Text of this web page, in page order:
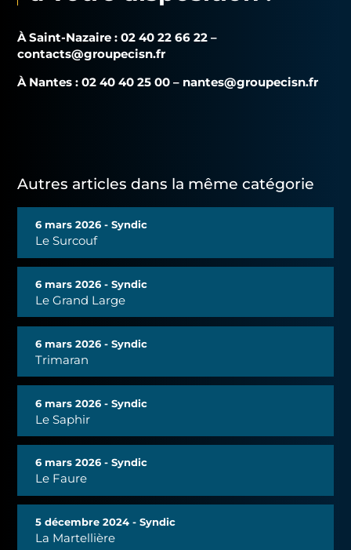
À Saint-Nazaire : 02 40 22 66 22 –
contacts@groupecisn.fr
À Nantes : 02 40 40 25 00 – nantes@groupecisn.fr
Autres articles dans la même catégorie
6 mars 2026 - Syndic
Le Surcouf
6 mars 2026 - Syndic
Le Grand Large
6 mars 2026 - Syndic
Trimaran
6 mars 2026 - Syndic
Le Saphir
6 mars 2026 - Syndic
Le Faure
5 décembre 2024 - Syndic
La Martellière